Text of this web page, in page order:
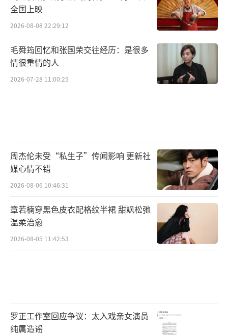
全国上映
2026-08-08 22:29:12
毛舜筠回忆和张国荣交往经历：是很多
情很重情的人
2026-07-28 11:00:25
周杰伦未受“私生子”传闻影响 更新社
媒心情不错
2026-08-06 10:46:31
章若楠穿黑色皮衣配格纹半裙 甜飒松弛
温柔治愈
2026-08-05 11:42:53
罗正工作室回应争议：太入戏亲女演员
纯属造谣